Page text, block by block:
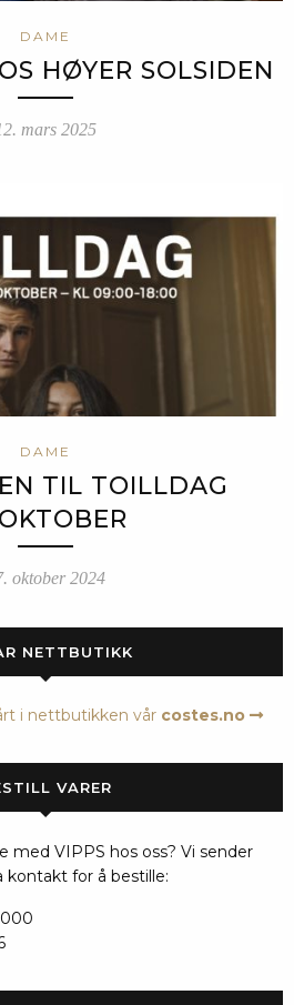
DAME
HØYER SOLSIDEN
mars 2025
DAME
TIL TOILLDAG
oktober 2024
NETTBUTIKK
i nettbutikken vår costes.no
VARER
med VIPPS hos oss? Vi sender
kontakt for å bestille: